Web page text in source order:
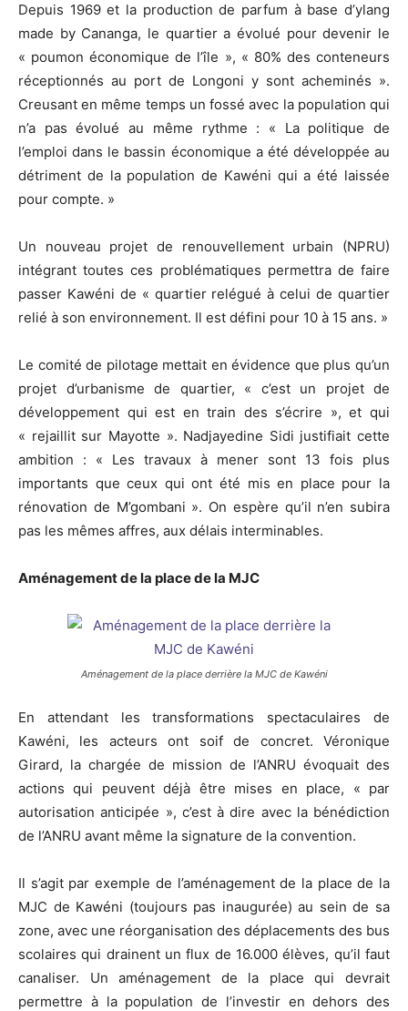
Depuis 1969 et la production de parfum à base d’ylang
made by Cananga, le quartier a évolué pour devenir le
« poumon économique de l’île », « 80% des conteneurs
réceptionnés au port de Longoni y sont acheminés ».
Creusant en même temps un fossé avec la population qui
n’a pas évolué au même rythme : « La politique de
l’emploi dans le bassin économique a été développée au
détriment de la population de Kawéni qui a été laissée
pour compte. »
Un nouveau projet de renouvellement urbain (NPRU)
intégrant toutes ces problématiques permettra de faire
passer Kawéni de « quartier relégué à celui de quartier
relié à son environnement. Il est défini pour 10 à 15 ans. »
Le comité de pilotage mettait en évidence que plus qu’un
projet d’urbanisme de quartier, « c’est un projet de
développement qui est en train des s’écrire », et qui
« rejaillit sur Mayotte ». Nadjayedine Sidi justifiait cette
ambition : « Les travaux à mener sont 13 fois plus
importants que ceux qui ont été mis en place pour la
rénovation de M’gombani ». On espère qu’il n’en subira
pas les mêmes affres, aux délais interminables.
Aménagement de la place de la MJC
Aménagement de la place derrière la MJC de Kawéni
En attendant les transformations spectaculaires de
Kawéni, les acteurs ont soif de concret. Véronique
Girard, la chargée de mission de l’ANRU évoquait des
actions qui peuvent déjà être mises en place, « par
autorisation anticipée », c’est à dire avec la bénédiction
de l’ANRU avant même la signature de la convention.
Il s’agit par exemple de l’aménagement de la place de la
MJC de Kawéni (toujours pas inaugurée) au sein de sa
zone, avec une réorganisation des déplacements des bus
scolaires qui drainent un flux de 16.000 élèves, qu’il faut
canaliser. Un aménagement de la place qui devrait
permettre à la population de l’investir en dehors des